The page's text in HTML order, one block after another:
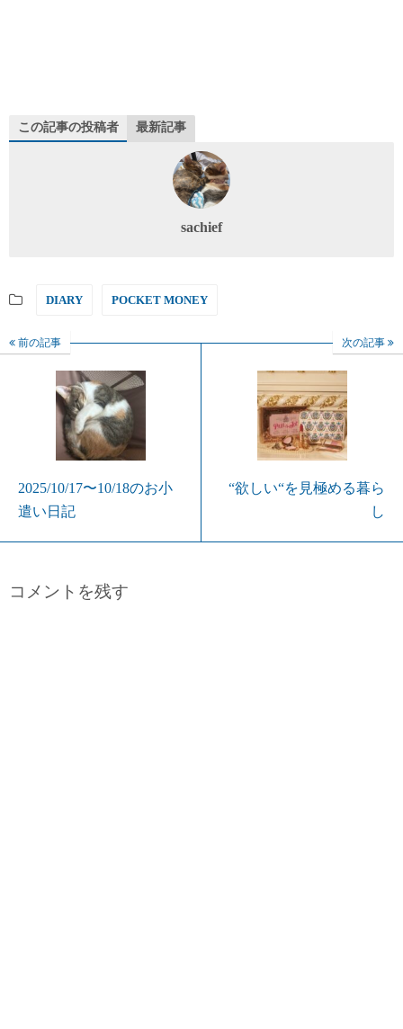
この記事の投稿者 最新記事
sachief
DIARY POCKET MONEY
前の記事
2025/10/17〜10/18のお小
遣い日記
次の記事
“欲しい“を見極める暮ら
し
コメントを残す